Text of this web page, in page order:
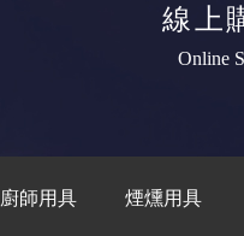
線上
Online
廚師用具 煙燻用具